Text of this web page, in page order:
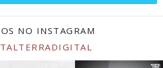
NO INSTAGRAM